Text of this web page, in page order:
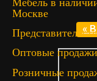
Москве
Оптовые продажи
Розничные
«